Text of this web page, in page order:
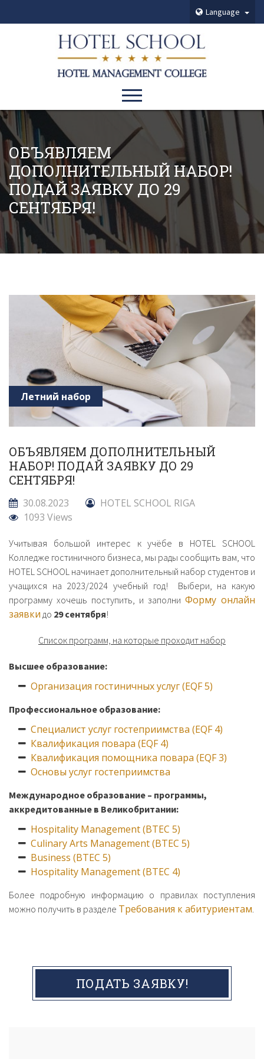
Language
ОБЪЯВЛЯЕМ
ДОПОЛНИТЕЛЬНЫЙ НАБОР!
ПОДАЙ ЗАЯВКУ ДО 29
СЕНТЯБРЯ!
Летний набор
ОБЪЯВЛЯЕМ ДОПОЛНИТЕЛЬНЫЙ
НАБОР! ПОДАЙ ЗАЯВКУ ДО 29
СЕНТЯБРЯ!
30.08.2023
HOTEL SCHOOL RIGA
1093 Views
Учитывая большой интерес к учёбе в HOTEL SCHOOL
Колледже гостиничного бизнеса, мы рады сообщить вам, что
HOTEL SCHOOL начинает дополнительный набор студентов и
учащихся на 2023/2024 учебный год! Выбери, на какую
программу хочешь поступить, и заполни Форму онлайн
заявки до 29 сентября!
Список программ, на которые проходит набор
Высшее образование:
Организация гостиничных услуг (EQF 5)
Профессиональное образование:
Специалист услуг гостеприимства (EQF 4)
Квалификация повара (EQF 4)
Квалификация помощника повара (EQF 3)
Основы услуг гостеприимства
Международное образование – программы,
аккредитованные в Великобритании:
Hospitality Management (BTEC 5)
Culinary Arts Management (BTEC 5)
Business (BTEC 5)
Hospitality Management (BTEC 4)
Более подробную информацию о правилах поступления
можно получить в разделе Требования к абитуриентам
ПОДАТЬ ЗАЯВКУ!